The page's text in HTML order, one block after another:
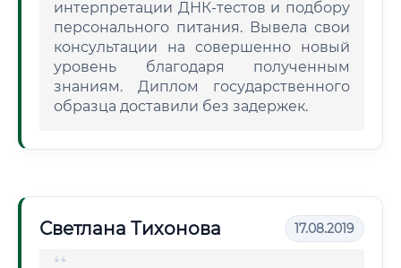
интерпретации ДНК-тестов и подбору
персонального питания. Вывела свои
консультации на совершенно новый
уровень благодаря полученным
знаниям. Диплом государственного
образца доставили без задержек.
Светлана Тихонова 17.08.2019